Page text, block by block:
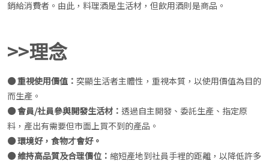
銷給消費者。由此，料理酒是生活材，但飲用酒則是商品。
>>理念
● 重視使用價值： 突顯生活者主體性，重視本質，以使用價值為目的
而生產。
● 會員/社員參與開發生活材： 透過自主開發、委託生產、指定原
料，產出有需要但市面上買不到的產品。
● 環境好，食物才會好。
● 維持高品質及合理價位： 縮短產地到社員手裡的距離，以降低許多